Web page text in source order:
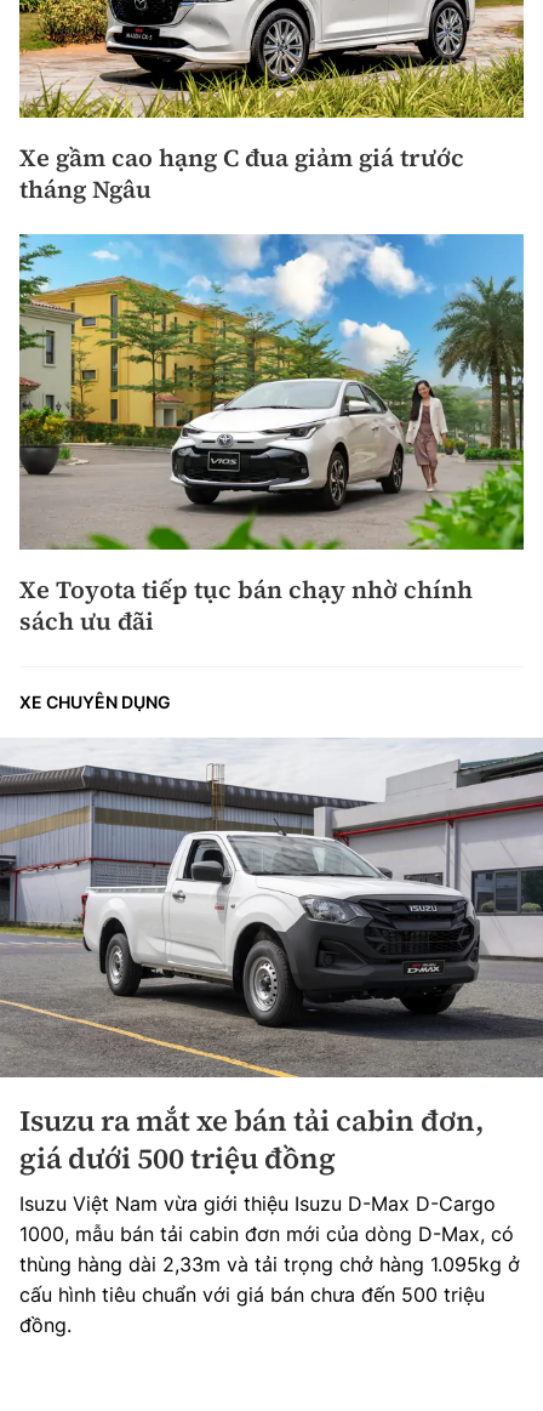
Xe gầm cao hạng C đua giảm giá trước
tháng Ngâu
Xe Toyota tiếp tục bán chạy nhờ chính
sách ưu đãi
XE CHUYÊN DỤNG
Isuzu ra mắt xe bán tải cabin đơn,
giá dưới 500 triệu đồng
Isuzu Việt Nam vừa giới thiệu Isuzu D-Max D-Cargo
1000, mẫu bán tải cabin đơn mới của dòng D-Max, có
thùng hàng dài 2,33m và tải trọng chở hàng 1.095kg ở
cấu hình tiêu chuẩn với giá bán chưa đến 500 triệu
đồng.